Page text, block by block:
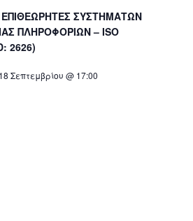
ΕΠΙΘΕΩΡΗΤΕΣ ΣΥΣΤΗΜΑΤΩΝ
ΠΛΗΡΟΦΟΡΙΩΝ – ISO
2626)
18 Σεπτεμβρίου @ 17:00